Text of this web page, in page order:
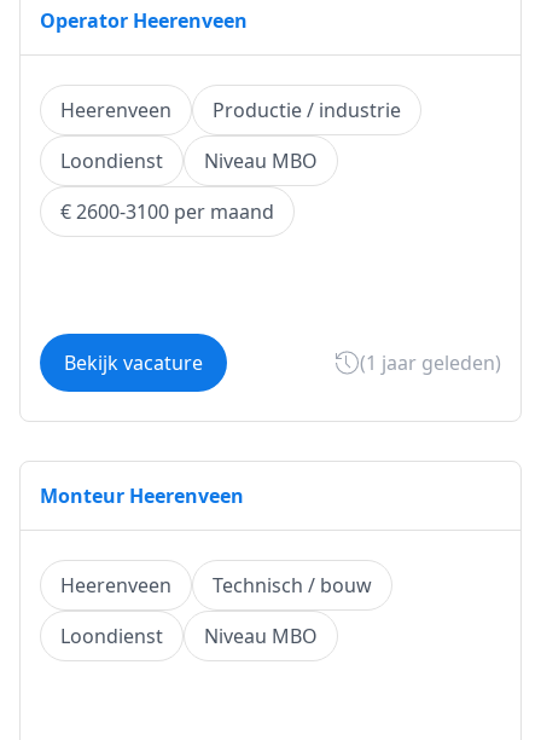
Operator Heerenveen
Heerenveen
Productie / industrie
Loondienst
Niveau MBO
€ 2600-3100 per maand
Bekijk vacature (1 jaar geleden)
Monteur Heerenveen
Heerenveen
Technisch / bouw
Loondienst
Niveau MBO